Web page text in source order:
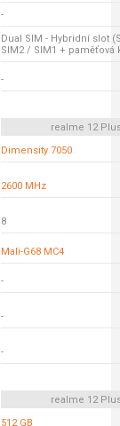
-
Dual SIM - Hybridní slot
SIM2 / SIM1 + paměťová
-
realme 12
Dimensity 7050
2600 MHz
8
Mali-G68 MC4
-
-
-
realme 12
512 GB